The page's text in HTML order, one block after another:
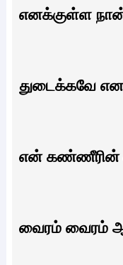
எனக்குள்ள
துடைக்கவே
என் கண்ணீரின்
வைரம் வைரம்